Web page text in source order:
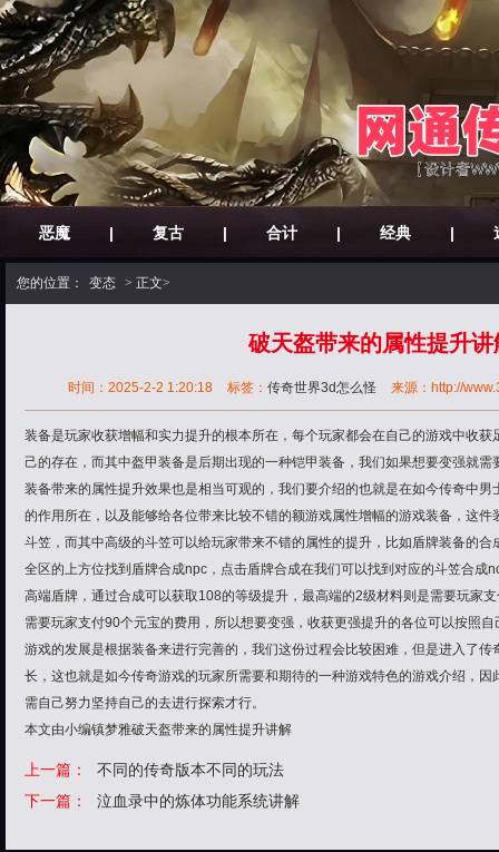
恶魔 | 复古 | 合计 | 经典 |
您的位置： 变态 > 正文>
破天盔带来的属性提升讲
时间：2025-2-2 1:20:18 标签： 传奇世界3d怎么怪 来源：http://
装备是玩家收获增幅和实力提升的根本所在，每个玩家都会在自己的游戏中收
己的存在，而其中盔甲装备是后期出现的一种铠甲装备，我们如果想要变强就
装备带来的属性提升效果也是相当可观的，我们要介绍的也就是在如今传奇中
的作用所在，以及能够给各位带来比较不错的额游戏属性增幅的游戏装备，这
斗笠，而其中高级的斗笠可以给玩家带来不错的属性的提升，比如盾牌装备的
全区的上方位找到盾牌合成npc，点击盾牌合成在我们可以找到对应的斗笠合成
高端盾牌，通过合成可以获取108的等级提升，最高端的2级材料则是需要玩家
需要玩家支付90个元宝的费用，所以想要变强，收获更强提升的各位可以按照
游戏的发展是根据装备来进行完善的，我们这份过程会比较困难，但是进入了
长，这也就是如今传奇游戏的玩家所需要和期待的一种游戏特色的游戏介绍，
需自己努力坚持自己的去进行探索才行。
本文由小编镇梦雅破天盔带来的属性提升讲解
上一篇：
不同的传奇版本不同的玩法
下一篇：
泣血录中的炼体功能系统讲解